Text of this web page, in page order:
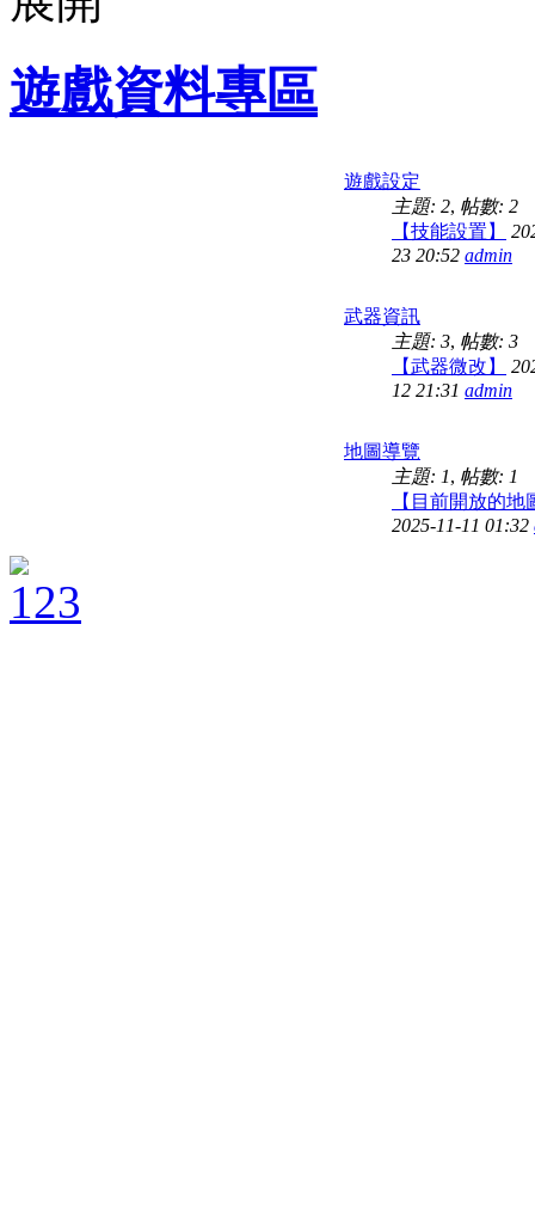
遊戲資料專區
遊戲設定
主題: 2, 帖數: 2
【技能設置】
23 20:52 admin
武器資訊
主題: 3, 帖數: 3
【武器微改】
12 21:31 admin
地圖導覽
主題: 1, 帖數: 1
【目前開放的地
2025-11-11 01:32